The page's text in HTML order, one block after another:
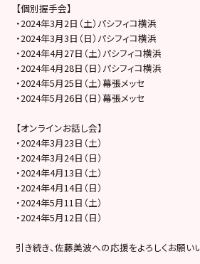
【個別握手会】
・2024年3月2日（土）パシフィコ横浜
・2024年3月3日（日）パシフィコ横浜
・2024年4月27日（土）パシフィコ横浜
・2024年4月28日（日）パシフィコ横浜
・2024年5月25日（土）幕張メッセ
・2024年5月26日（日）幕張メッセ
【オンラインお話し会】
・2024年3月23日（土）
・2024年3月24日（日）
・2024年4月13日（土）
・2024年4月14日（日）
・2024年5月11日（土）
・2024年5月12日（日）
引き続き、佐藤美波への応援をよろしくお願い